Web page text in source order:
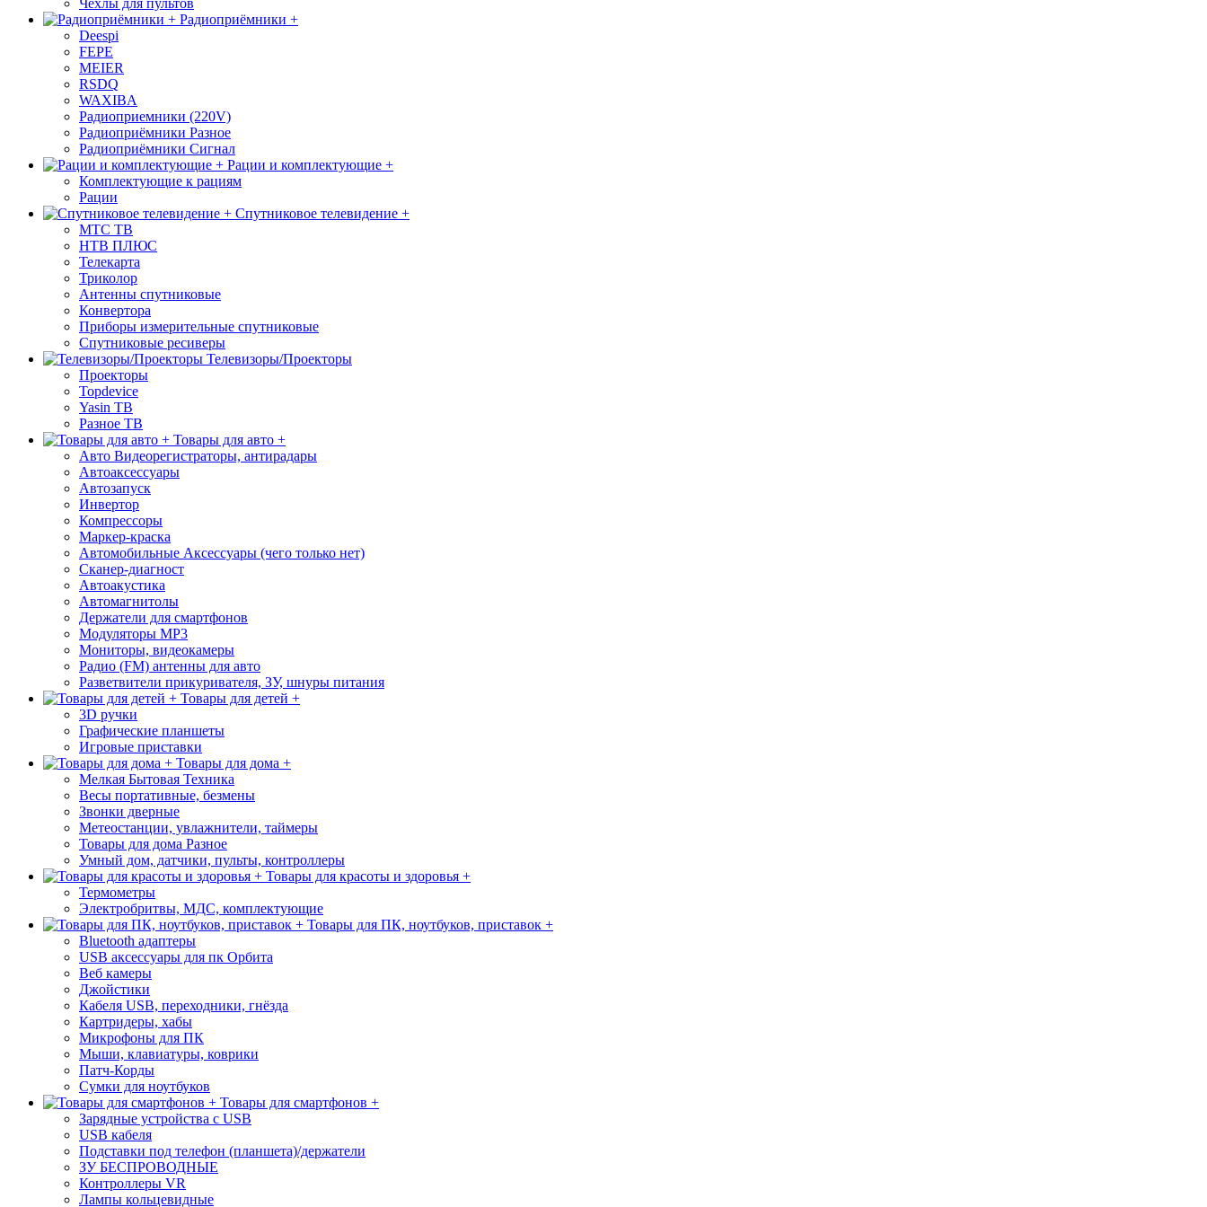
Чехлы для пультов
Радиоприёмники +
Deespi
FEPE
MEIER
RSDQ
WAXIBA
Радиоприемники (220V)
Радиоприёмники Разное
Радиоприёмники Сигнал
Рации и комплектующие +
Комплектующие к рациям
Рации
Спутниковое телевидение +
МТС ТВ
НТВ ПЛЮС
Телекарта
Триколор
Антенны спутниковые
Конвертора
Приборы измерительные спутниковые
Спутниковые ресиверы
Телевизоры/Проекторы
Проекторы
Topdevice
Yasin ТВ
Разное ТВ
Товары для авто +
Авто Видеорегистраторы, антирадары
Автоаксессуары
Автозапуск
Инвертор
Компрессоры
Маркер-краска
Автомобильные Аксессуары (чего только нет)
Сканер-диагност
Автоакустика
Автомагнитолы
Держатели для смартфонов
Модуляторы МР3
Мониторы, видеокамеры
Радио (FM) антенны для авто
Разветвители прикуривателя, ЗУ, шнуры питания
Товары для детей +
3D ручки
Графические планшеты
Игровые приставки
Товары для дома +
Мелкая Бытовая Техника
Весы портативные, безмены
Звонки дверные
Метеостанции, увлажнители, таймеры
Товары для дома Разное
Умный дом, датчики, пульты, контроллеры
Товары для красоты и здоровья +
Термометры
Электробритвы, МДС, комплектующие
Товары для ПК, ноутбуков, приставок +
Bluetooth адаптеры
USB аксессуары для пк Орбита
Веб камеры
Джойстики
Кабеля USB, переходники, гнёзда
Картридеры, хабы
Микрофоны для ПК
Мыши, клавиатуры, коврики
Патч-Корды
Сумки для ноутбуков
Товары для смартфонов +
Зарядные устройства с USB
USB кабеля
Подставки под телефон (планшета)/держатели
ЗУ БЕСПРОВОДНЫЕ
Контроллеры VR
Лампы кольцевидные